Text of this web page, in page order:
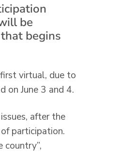
be
begins
virtual, due to
on June 3 and 4.
after the
participation.